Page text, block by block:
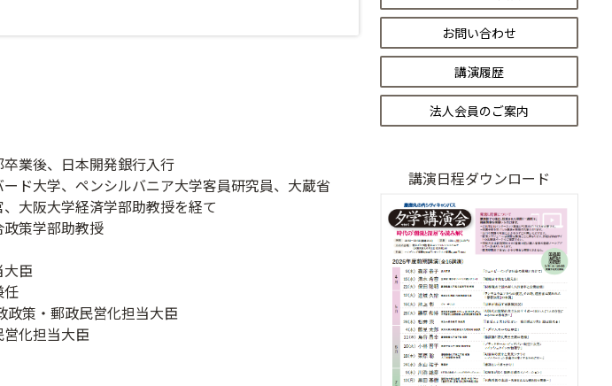
後、日本開発銀行入行
ペンシルバニア大学客員研究員、大蔵省
学経済学部助教授を経て
策学部助教授
臣
策・郵政民営化担当大臣
化担当大臣
お問い合わせ
講演履歴
法人会員のご案内
講演日程ダウンロード